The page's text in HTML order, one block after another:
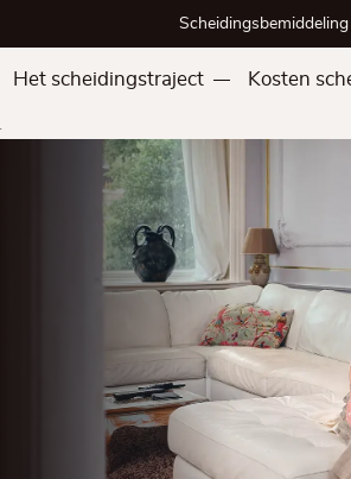
Scheidingsbemiddeling
Het scheidingstraject Kosten